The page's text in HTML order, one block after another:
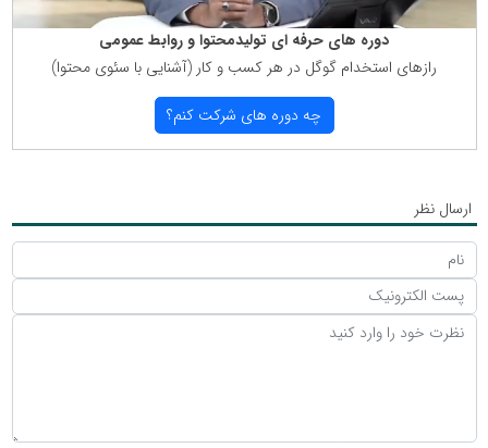
دوره های حرفه ای تولیدمحتوا و روابط عمومی
رازهای استخدام گوگل در هر كسب و كار (آشنایی با سئوی محتوا)
چه دوره های شركت كنم؟
ارسال نظر